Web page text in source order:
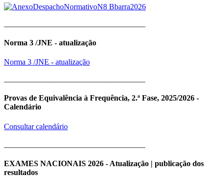
Norma 3 /JNE - atualização
Norma 3 /JNE - atualização
Provas de Equivalência à Frequência, 2.ª Fase, 2025/2026 -
Calendário
Consultar calendário
EXAMES NACIONAIS 2026 - Atualização | publicação dos
resultados